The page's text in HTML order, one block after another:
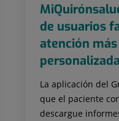
de usuarios
atención
La aplicación del
que el paciente
descargue